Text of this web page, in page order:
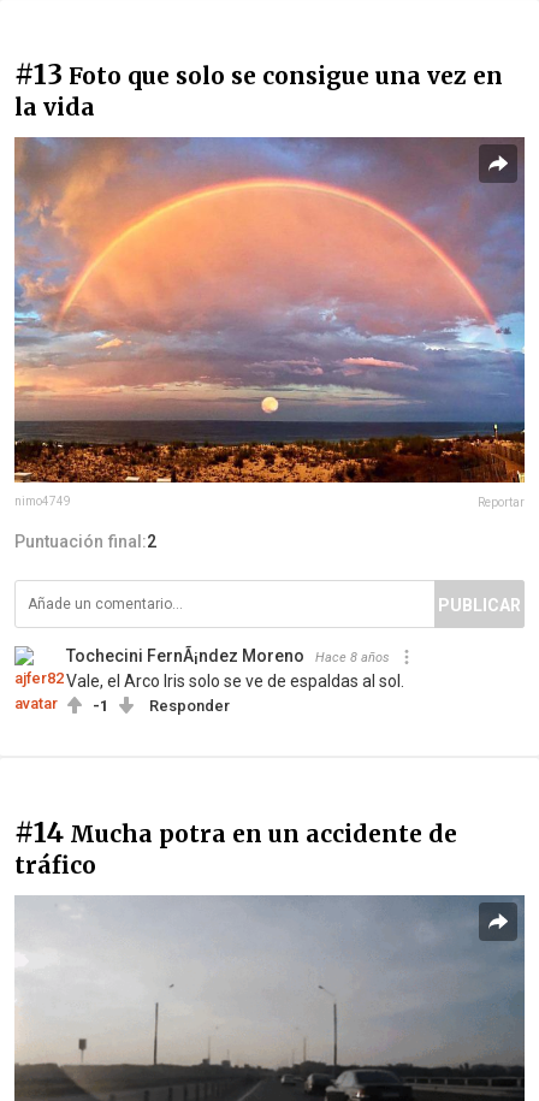
#13 Foto que solo se consigue una vez en
la vida
nimo4749 Reportar
Puntuación final:2
PUBLICAR
Tochecini FernÃ¡ndez Moreno Hace 8 años
Vale, el Arco Iris solo se ve de espaldas al sol.
-1 Responder
#14 Mucha potra en un accidente de
tráfico